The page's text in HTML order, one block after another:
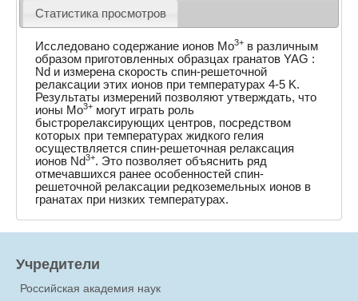
Статистика просмотров
Исследовано содержание ионов Mo3+ в различным
образом приготовленных образцах гранатов YAG :
Nd и измерена скорость спин-решеточной
релаксации этих ионов при температурах 4-5 K.
Результаты измерений позволяют утверждать, что
ионы Mo3+ могут играть роль
быстрорелаксирующих центров, посредством
которых при температурах жидкого гелия
осуществляется спин-решеточная релаксация
ионов Nd3+. Это позволяет объяснить ряд
отмечавшихся ранее особенностей спин-
решеточной релаксации редкоземельных ионов в
гранатах при низких температурах.
Учредители
Российская академия наук